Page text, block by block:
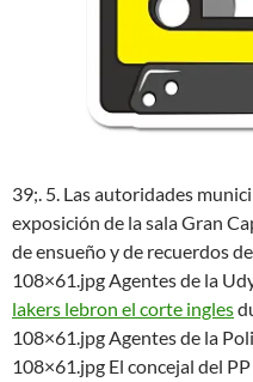
39;. 5. Las autoridades
exposición de la sala Gran
de ensueño y de recuerdos
108×61.jpg Agentes de la
lakers lebron el corte ingles
108×61.jpg Agentes de la
108×61.jpg El concejal del